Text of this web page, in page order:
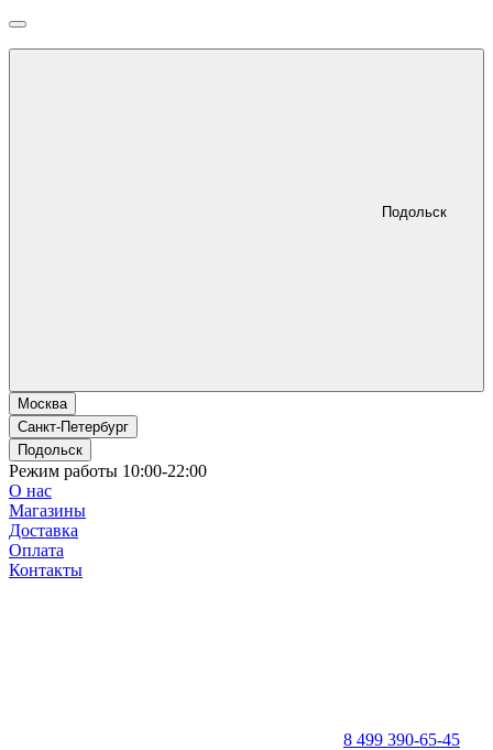
Подольск
Москва
Санкт-Петербург
Подольск
Режим работы 10:00-22:00
О нас
Магазины
Доставка
Оплата
Контакты
8 499 390-65-45